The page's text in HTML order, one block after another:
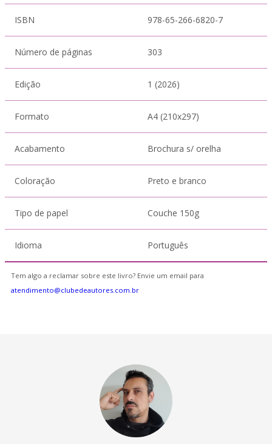
ISBN 978-65-266-6820-7
Número de páginas 303
Edição 1 (2026)
Formato A4 (210x297)
Acabamento Brochura s/ orelha
Coloração Preto e branco
Tipo de papel Couche 150g
Idioma Português
Tem algo a reclamar sobre este livro? Envie um email para
atendimento@clubedeautores.com.br